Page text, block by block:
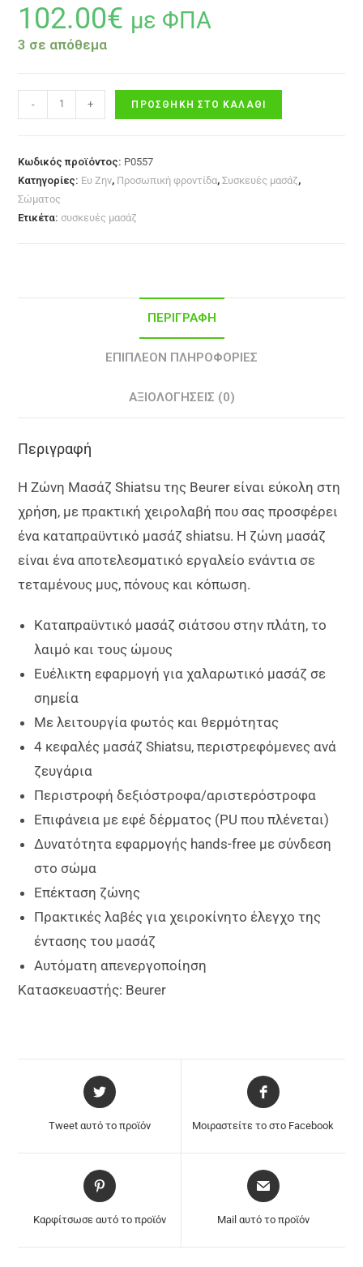
102.00€ με ΦΠΑ
3 σε απόθεμα
- + ΠΡΟΣΘΉΚΗ ΣΤΟ ΚΑΛΆΘΙ
Κωδικός προϊόντος: P0557
Κατηγορίες: Ευ Ζην, Προσωπική φροντίδα,Συσκευές μασάζ,
Σώματος
Ετικέτα:συσκευές μασάζ
ΠΕΡΙΓΡΑΦΉ
ΕΠΙΠΛΈΟΝ ΠΛΗΡΟΦΟΡΊΕΣ
ΑΞΙΟΛΟΓΉΣΕΙΣ (0)
Περιγραφή
Η Ζώνη Μασάζ Shiatsu της Beurer είναι εύκολη στη
χρήση, με πρακτική χειρολαβή που σας προσφέρει
ένα καταπραϋντικό μασάζ shiatsu. Η ζώνη μασάζ
είναι ένα αποτελεσματικό εργαλείο ενάντια σε
τεταμένους μυς, πόνους και κόπωση.
Καταπραϋντικό μασάζ σιάτσου στην πλάτη, το
λαιμό και τους ώμους
Ευέλικτη εφαρμογή για χαλαρωτικό μασάζ σε
σημεία
Με λειτουργία φωτός και θερμότητας
4 κεφαλές μασάζ Shiatsu, περιστρεφόμενες ανά
ζευγάρια
Περιστροφή δεξιόστροφα/αριστερόστροφα
Επιφάνεια με εφέ δέρματος (PU που πλένεται)
Δυνατότητα εφαρμογής hands-free με σύνδεση
στο σώμα
Επέκταση ζώνης
Πρακτικές λαβές για χειροκίνητο έλεγχο της
έντασης του μασάζ
Αυτόματη απενεργοποίηση
Κατασκευαστής: Beurer
Tweet αυτό το προϊόν Μοιραστείτε το στο Facebook
Καρφίτσωσε αυτό το προϊόν Mail αυτό το προϊόν